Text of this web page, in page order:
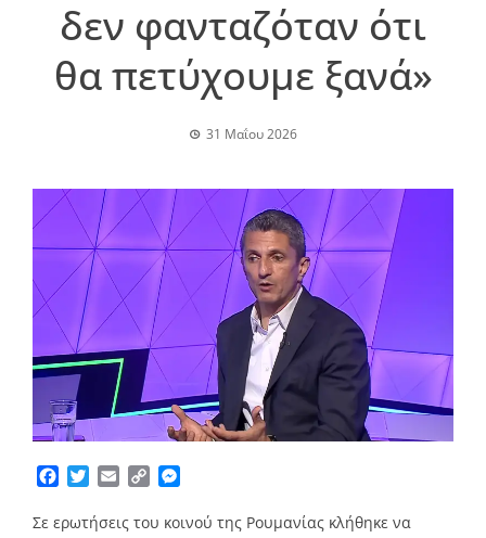
δεν φανταζόταν ότι
θα πετύχουμε ξανά»
31 Μαΐου 2026
Facebook
TwitterEmailCopy
Σε ερωτήσεις του κοινού της Ρουμανίας κλήθηκε να